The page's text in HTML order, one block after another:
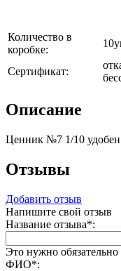
Количество в
коробке:
Сертификат:
Описание
Ценник №7 1/10 удобен
Отзывы
Добавить отзыв
Напишите свой отзыв
Название отзыва*:
Это нужно обязательно
ФИО*: